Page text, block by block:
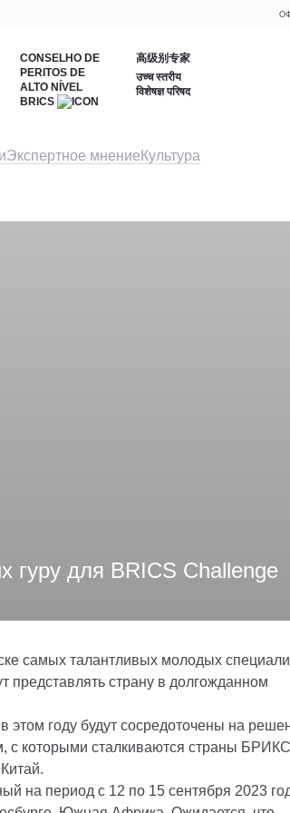
CONSELHO DE
PERITOS DE
ALTO NÍVEL
BRICS
高级别专家
उच्च स्तरीय
विशेषज्ञ परिषद
Экспертное мнение Культура
для BRICS Challenge
самых талантливых молодых
представлять страну в долгожданном
году будут сосредоточены на
с которыми сталкиваются страны
на период с 12 по 15 сентября 2023